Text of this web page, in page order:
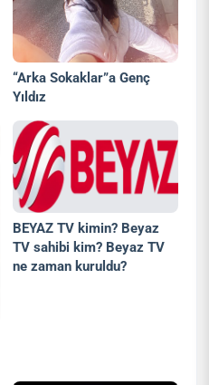
“Arka Sokaklar”a Genç
Yıldız
BEYAZ TV kimin? Beyaz
TV sahibi kim? Beyaz TV
ne zaman kuruldu?